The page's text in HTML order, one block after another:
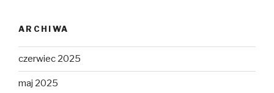
ARCHIWA
czerwiec 2025
maj 2025